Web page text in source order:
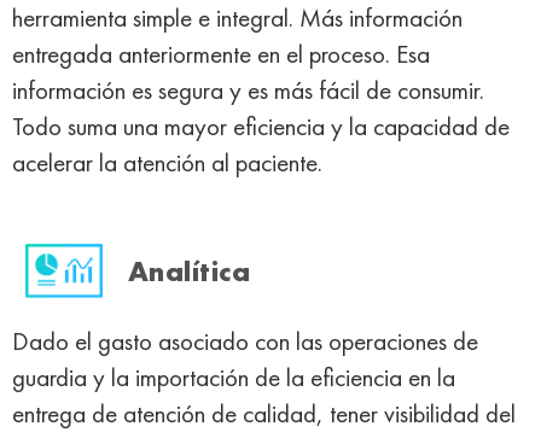
herramienta simple e integral. Más información
entregada anteriormente en el proceso. Esa
información es segura y es más fácil de consumir.
Todo suma una mayor eficiencia y la capacidad de
acelerar la atención al paciente.
Analítica
Dado el gasto asociado con las operaciones de
guardia y la importación de la eficiencia en la
entrega de atención de calidad, tener visibilidad del